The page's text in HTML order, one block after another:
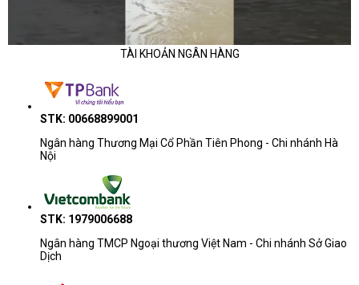
TÀI KHOẢN NGÂN HÀNG
STK: 00668899001
Ngân hàng Thương Mại Cổ Phần Tiên Phong - Chi nhánh Hà
Nội
STK: 1979006688
Ngân hàng TMCP Ngoại thương Việt Nam - Chi nhánh Sở Giao
Dịch